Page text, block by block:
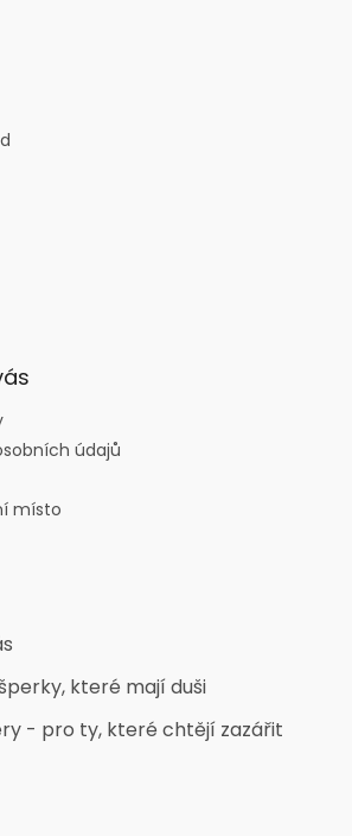
údajů
místo
které mají duši
- pro ty, které chtějí zazářit